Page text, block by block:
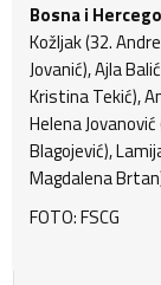
Bosna i
Kožljak (32.
Jovanić), Ajla
Kristina Tekić),
Helena
Blagojević),
Magdalena
FOTO: FSCG